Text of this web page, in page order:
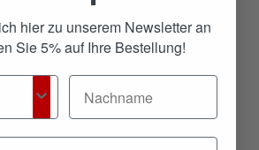
hier zu unserem Newsletter an
Sie 5% auf Ihre Bestellung!